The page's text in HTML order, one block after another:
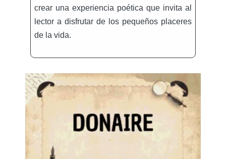
crear una experiencia poética que invita al
lector a disfrutar de los pequeños placeres
de la vida.